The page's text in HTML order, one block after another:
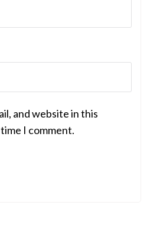
and website in this
I comment.